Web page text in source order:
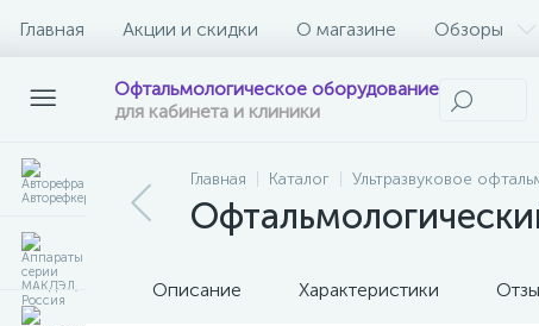
Главная Акции и скидки О магазине Обзоры
Офтальмологическое оборудование
для кабинета и клиники
Главная Каталог Ультразвуковое
Описание Характеристики